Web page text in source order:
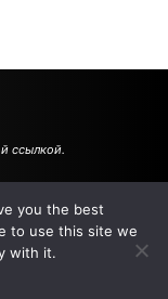
ссылкой.
НА САЙТЕ
you the best
to use this site we
with it.